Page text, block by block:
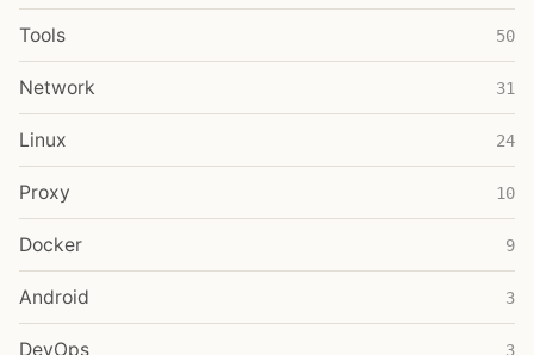
Tools 50
Network 31
Linux 24
Proxy 10
Docker 9
Android 3
DevOps 3